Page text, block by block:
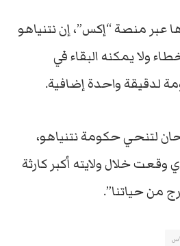
عبر منصة “إكس”، إن نتنياهو
ولا يمكنه البقاء في
لدقيقة واحدة إضافية.
لتنحي حكومة نتنياهو،
خلال ولايته أكبر كارثة
من حياتنا”.